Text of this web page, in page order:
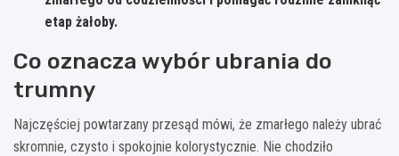
etap żałoby.
Co oznacza wybór ubrania do
trumny
Najczęściej powtarzany przesąd mówi, że zmarłego należy ubrać
skromnie, czysto i spokojnie kolorystycznie. Nie chodziło